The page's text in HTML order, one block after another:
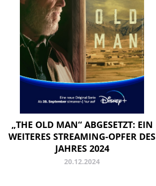
„THE OLD MAN“ ABGESETZT: EIN
WEITERES STREAMING-OPFER DES
JAHRES 2024
20.12.2024